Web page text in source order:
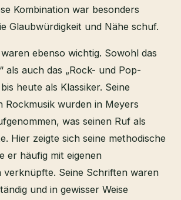
Kombination war besonders
Glaubwürdigkeit und Nähe schuf.
ebenso wichtig. Sowohl das
als auch das „Rock- und Pop-
heute als Klassiker. Seine
Rockmusik wurden in Meyers
was seinen Ruf als
Hier zeigte sich seine methodische
er häufig mit eigenen
verknüpfte. Seine Schriften waren
und in gewisser Weise